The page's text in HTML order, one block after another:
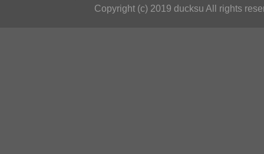
Copyright (c) 2019 ducksu All rights